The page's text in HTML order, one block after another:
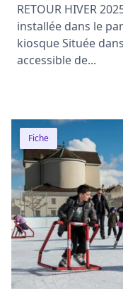
RETOUR HIVER
installée dans le
kiosque Située
accessible de...
Fiche